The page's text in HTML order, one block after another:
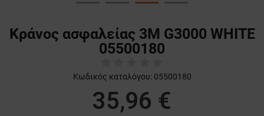
Κράνος ασφαλείας 3M G3000 WHITE
05500180
Κωδικός καταλόγου: 05500180
35,96 €